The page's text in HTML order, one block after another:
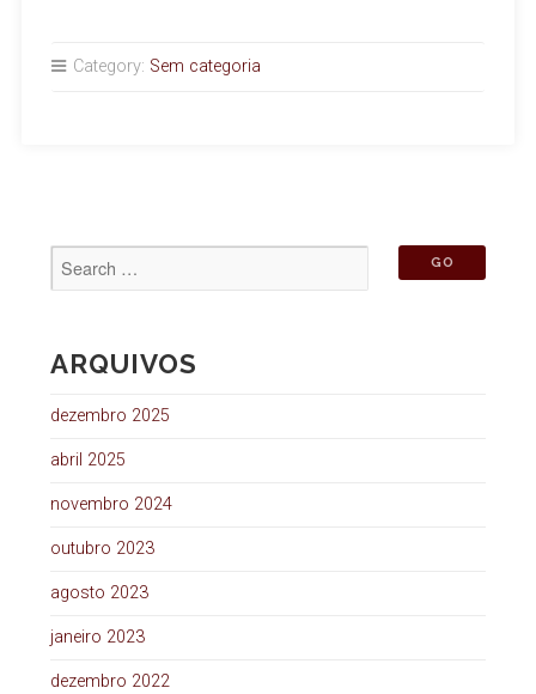
Category: Sem categoria
ARQUIVOS
dezembro 2025
abril 2025
novembro 2024
outubro 2023
agosto 2023
janeiro 2023
dezembro 2022